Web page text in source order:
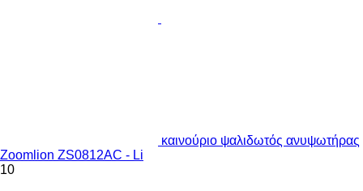
καινούριο ψαλιδωτός ανυψωτήρας
Zoomlion ZS0812AC - Li
10